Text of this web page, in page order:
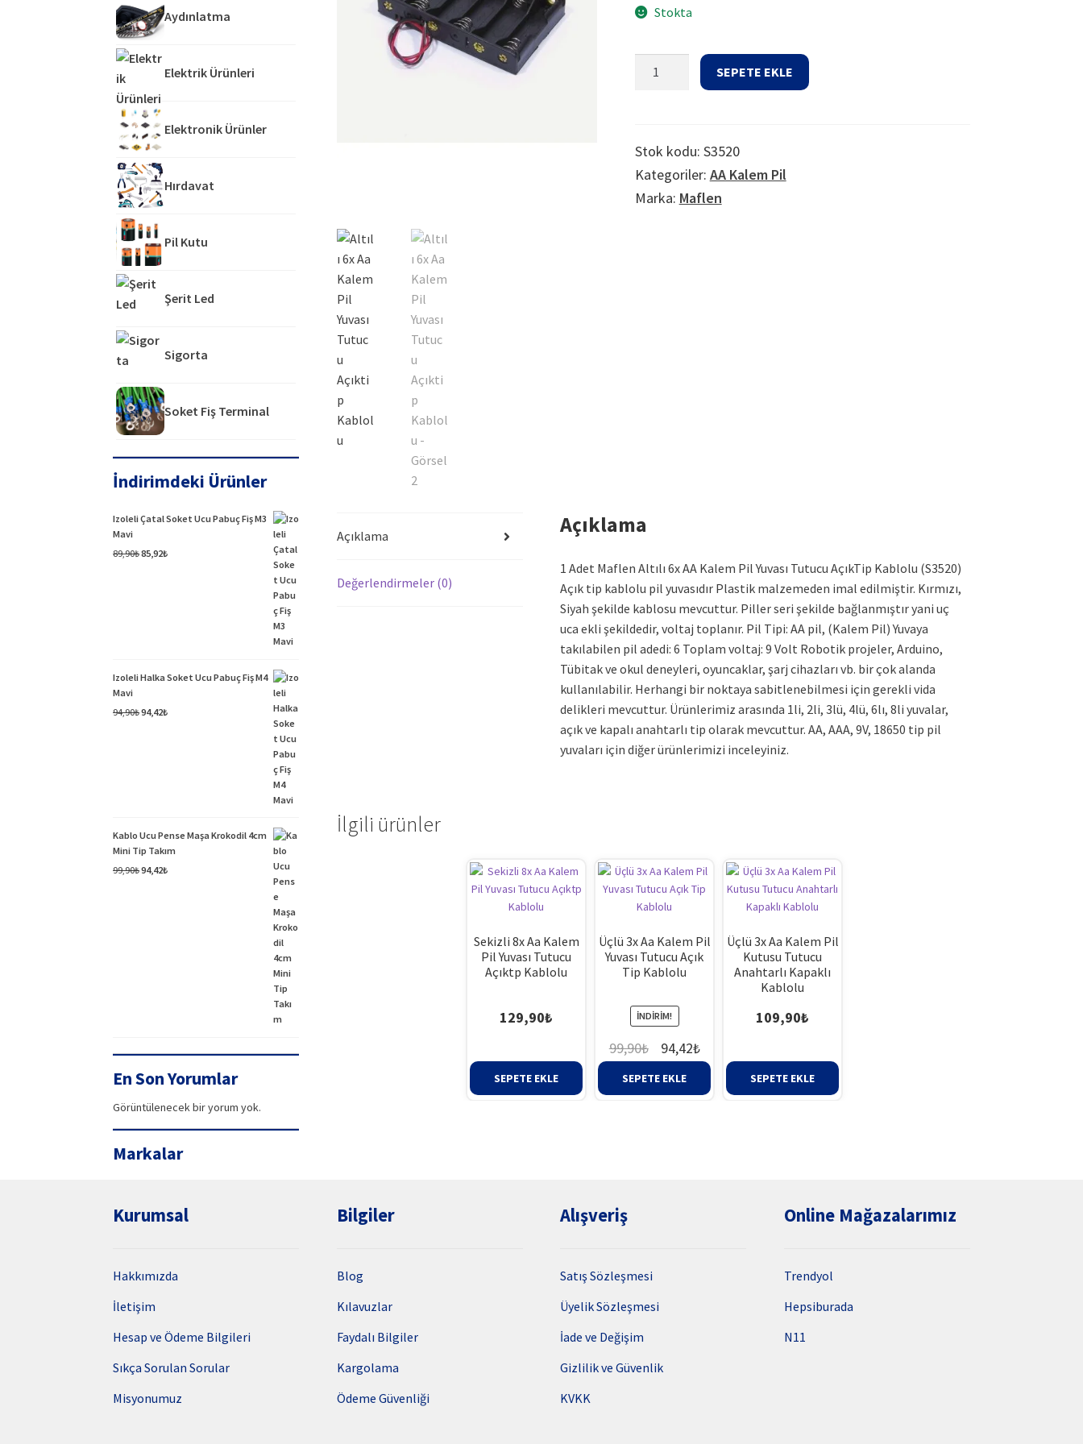
Stokta
Pil
Tutucu
Açıktip
SEPETE EKLE
Stok kodu: S3520
Kategoriler: AA Kalem Pil
Marka: Maflen
Açıklama
Değerlendirmeler (0)
Açıklama
1 Adet Maflen Altılı 6x AA Kalem Pil Yuvası Tutucu AçıkTip Kablolu (S3520)
Açık tip kablolu pil yuvasıdır Plastik malzemeden imal edilmiştir. Kırmızı,
Siyah şekilde kablosu mevcuttur. Piller seri şekilde bağlanmıştır yani uç
uca ekli şekildedir, voltaj toplanır. Pil Tipi: AA pil, (Kalem Pil) Yuvaya
takılabilen pil adedi: 6 Toplam voltaj: 9 Volt Robotik projeler, Arduino,
Tübitak ve okul deneyleri, oyuncaklar, şarj cihazları vb. bir çok alanda
kullanılabilir. Herhangi bir noktaya sabitlenebilmesi için gerekli vida
delikleri mevcuttur. Ürünlerimiz arasında 1li, 2li, 3lü, 4lü, 6lı, 8li yuvalar,
açık ve kapalı anahtarlı tip olarak mevcuttur. AA, AAA, 9V, 18650 tip pil
yuvaları için diğer ürünlerimizi inceleyiniz.
İlgili ürünler
Sekizli 8x Aa Kalem
Pil Yuvası Tutucu
Açıktp Kablolu
129,90₺
SEPETE EKLE
Üçlü 3x Aa Kalem Pil
Yuvası Tutucu Açık
Tip Kablolu
İNDIRIM!
99,90₺
Orijinal
fiyat:
99,90₺.
94,42₺Şu
andaki
fiyat:
SEPETE EKLE
Üçlü 3x Aa Kalem Pil
Kutusu Tutucu
Anahtarlı Kapaklı
Kablolu
109,90₺
SEPETE EKLE
Aydınlatma
Elektrik Ürünleri
Elektronik Ürünler
Hırdavat
Pil Kutu
Şerit Led
Sigorta
Soket Fiş Terminal
İndirimdeki Ürünler
Izoleli Çatal Soket Ucu Pabuç Fiş M3
Mavi
89,90₺Orijinal
85,92₺Şu
Izoleli Halka Soket Ucu Pabuç Fiş M4
Mavi
94,90₺Orijinal
94,42₺Şu
Kablo Ucu Pense Maşa Krokodil 4cm
Mini Tip Takım
99,90₺Orijinal
94,42₺Şu
En Son Yorumlar
Görüntülenecek bir yorum yok.
Markalar
Kurumsal
Hakkımızda
İletişim
Hesap ve Ödeme Bilgileri
Sıkça Sorulan Sorular
Misyonumuz
Bilgiler
Blog
Kılavuzlar
Faydalı Bilgiler
Kargolama
Ödeme Güvenliği
Alışveriş
Satış Sözleşmesi
Üyelik Sözleşmesi
İade ve Değişim
Gizlilik ve Güvenlik
KVKK
Online Mağazalarımız
Trendyol
Hepsiburada
N11